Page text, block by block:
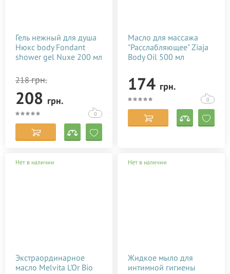
Гель нежный для душа
Нюкс body Fondant
shower gel Nuxe 200 мл
218грн.
208 грн.
0
Масло для массажа
"Расслабляющее" Ziaja
Body Oil 500 мл
174 грн.
0
Нет в наличии
Экстраординарное
масло Melvita L'Or Bio
Нет в наличии
Жидкое мыло для
интимной гигиены